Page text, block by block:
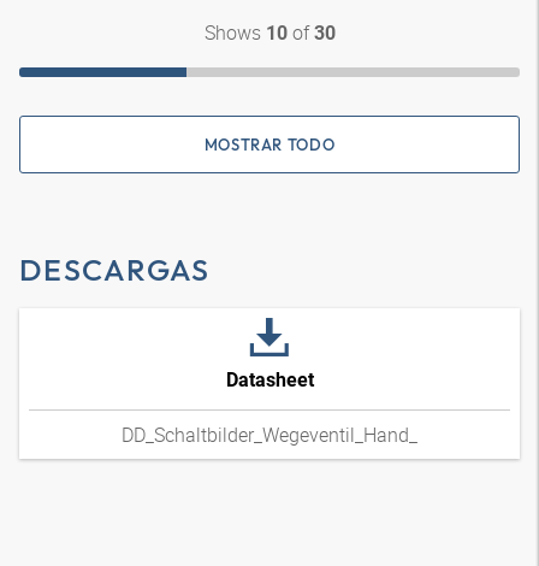
Shows 10of30
MOSTRAR TODO
DESCARGAS
Datasheet
DD_Schaltbilder_Wegeventil_Hand_